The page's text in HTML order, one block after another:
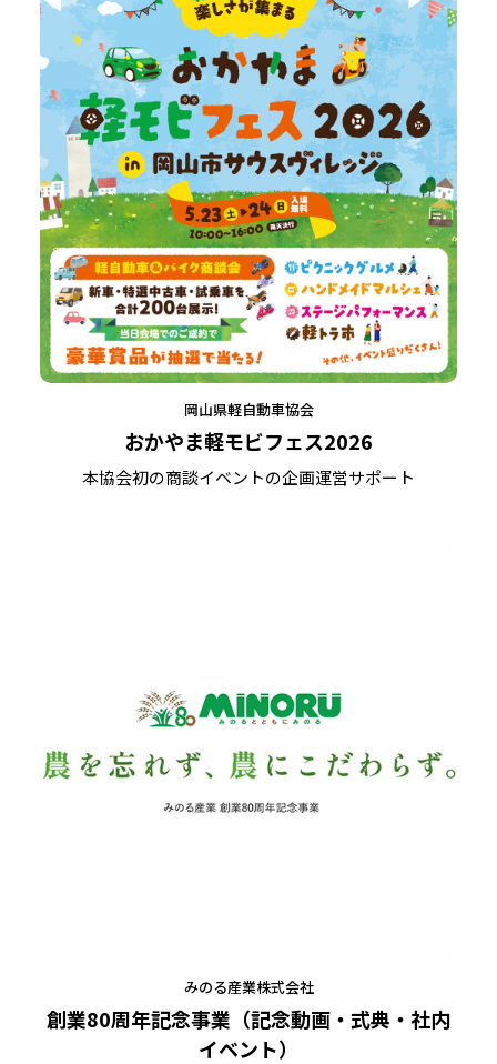
おかやま軽モビフェス2026
岡山県軽自動車協会
本協会初の商談イベントの企画運営サポート
創業80周年記念事業（記念動画・式典・社内
イベント）
みのる産業株式会社